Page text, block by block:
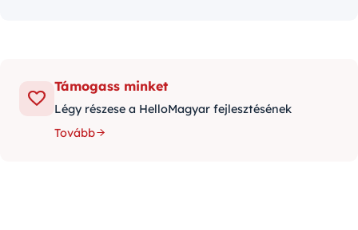
Támogass minket
Légy részese a HelloMagyar fejlesztésének
Tovább